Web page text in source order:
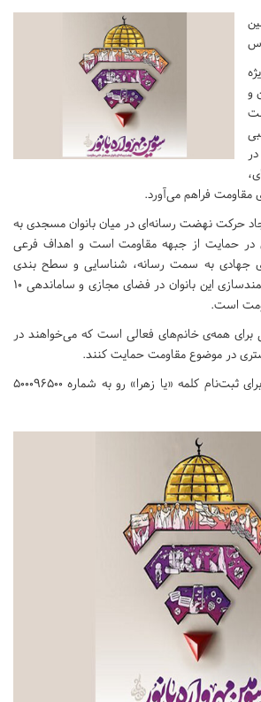
و
مقاومت فراهم می‌آورد.
حرکت نهضت رسانه‌ای در میان بانوان مسجدی به
در حمایت از جبهه مقاومت است و اهداف فرعی
جهادی به سمت رسانه، شناسایی و سطح بندی
بانوان کنشگر، رشد و توانمندسازی این بانوان در فضای مجازی و ساماندهی ۱۰
است.
برای همه‌ی خانم‌های فعالی است که می‌خواهند در
در موضوع مقاومت حمایت کنند.
بانوان علاقمند می‌توانند برای ثبت‌نام کلمه «یا زهرا» رو به شماره ۵۰۰۰۹۶۵۰۰